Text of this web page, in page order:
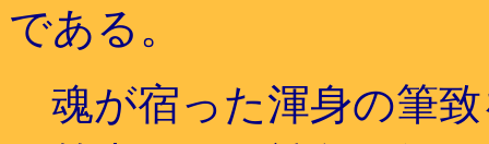
である。
魂が宿った渾身の筆